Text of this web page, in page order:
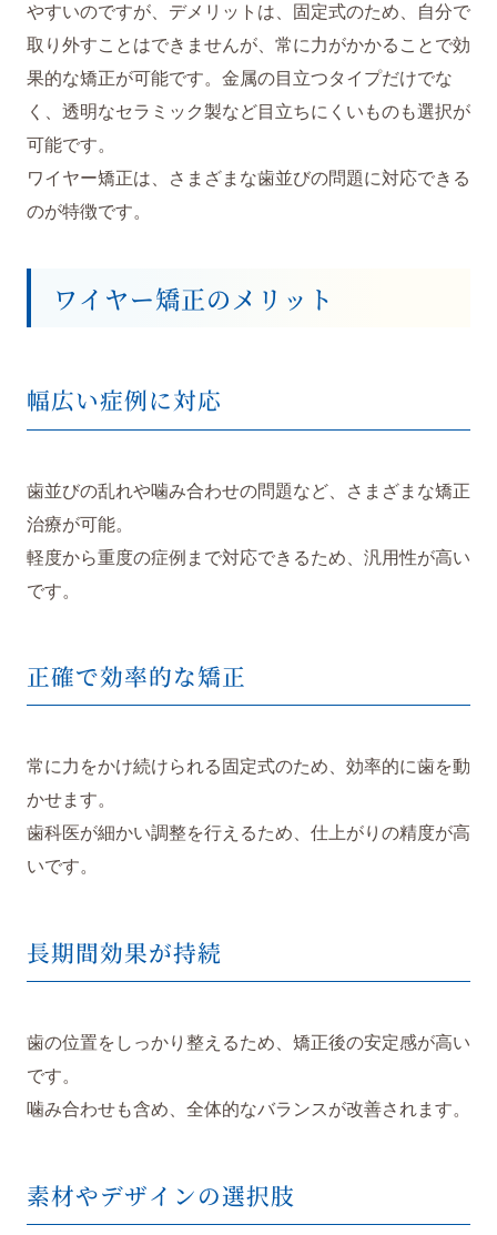
やすいのですが、デメリットは、固定式のため、自分で
取り外すことはできませんが、常に力がかかることで効
果的な矯正が可能です。金属の目立つタイプだけでな
く、透明なセラミック製など目立ちにくいものも選択が
可能です。
ワイヤー矯正は、さまざまな歯並びの問題に対応できる
のが特徴です。
ワイヤー矯正のメリット
幅広い症例に対応
歯並びの乱れや噛み合わせの問題など、さまざまな矯正
治療が可能。
軽度から重度の症例まで対応できるため、汎用性が高い
です。
正確で効率的な矯正
常に力をかけ続けられる固定式のため、効率的に歯を動
かせます。
歯科医が細かい調整を行えるため、仕上がりの精度が高
いです。
長期間効果が持続
歯の位置をしっかり整えるため、矯正後の安定感が高い
です。
噛み合わせも含め、全体的なバランスが改善されます。
素材やデザインの選択肢